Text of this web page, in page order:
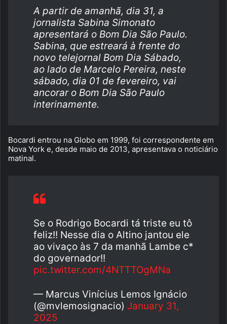
A partir de amanhã, dia 31, a
jornalista Sabina Simonato
apresentará o Bom Dia São Paulo.
Sabina, que estreará à frente do
novo telejornal Bom Dia Sábado,
ao lado de Marcelo Pereira, neste
sábado, dia 01 de fevereiro, vai
ancorar o Bom Dia São Paulo
interinamente.
Bocardi entrou na Globo em 1999, foi correspondente em
Nova York e, desde maio de 2013, apresentava o noticiário
matinal.
Se o Rodrigo Bocardi tá triste eu tô
feliz!! Nesse dia o Altino jantou ele
ao vivaço às 7 da manhã Lambe c*
do governador!!
pic.twitter.com/4NTTTOgMNa
— Marcus Vinícius Lemos Ignácio
(@mvlemosignacio) January 31,
2025